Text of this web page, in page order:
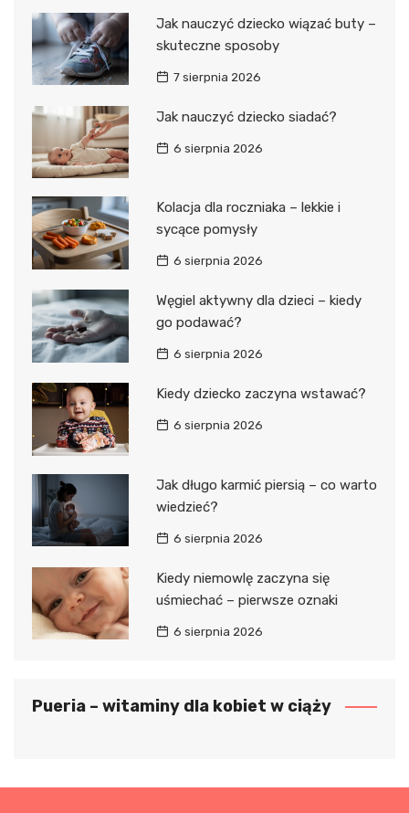
Jak nauczyć dziecko wiązać buty –
skuteczne sposoby
7 sierpnia 2026
Jak nauczyć dziecko siadać?
6 sierpnia 2026
Kolacja dla roczniaka – lekkie i
sycące pomysły
6 sierpnia 2026
Węgiel aktywny dla dzieci – kiedy
go podawać?
6 sierpnia 2026
Kiedy dziecko zaczyna wstawać?
6 sierpnia 2026
Jak długo karmić piersią – co warto
wiedzieć?
6 sierpnia 2026
Kiedy niemowlę zaczyna się
uśmiechać – pierwsze oznaki
6 sierpnia 2026
Pueria – witaminy dla kobiet w ciąży